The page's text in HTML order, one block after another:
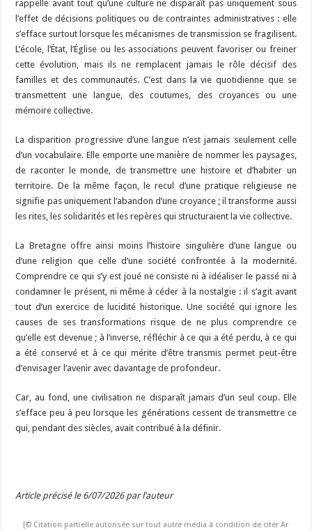
rappelle avant tout qu’une culture ne disparaît pas uniquement sous
l’effet de décisions politiques ou de contraintes administratives : elle
s’efface surtout lorsque les mécanismes de transmission se fragilisent.
L’école, l’État, l’Église ou les associations peuvent favoriser ou freiner
cette évolution, mais ils ne remplacent jamais le rôle décisif des
familles et des communautés. C’est dans la vie quotidienne que se
transmettent une langue, des coutumes, des croyances ou une
mémoire collective.
La disparition progressive d’une langue n’est jamais seulement celle
d’un vocabulaire. Elle emporte une manière de nommer les paysages,
de raconter le monde, de transmettre une histoire et d’habiter un
territoire. De la même façon, le recul d’une pratique religieuse ne
signifie pas uniquement l’abandon d’une croyance ; il transforme aussi
les rites, les solidarités et les repères qui structuraient la vie collective.
La Bretagne offre ainsi moins l’histoire singulière d’une langue ou
d’une religion que celle d’une société confrontée à la modernité.
Comprendre ce qui s’y est joué ne consiste ni à idéaliser le passé ni à
condamner le présent, ni même à céder à la nostalgie : il s’agit avant
tout d’un exercice de lucidité historique. Une société qui ignore les
causes de ses transformations risque de ne plus comprendre ce
qu’elle est devenue ; à l’inverse, réfléchir à ce qui a été perdu, à ce qui
a été conservé et à ce qui mérite d’être transmis permet peut-être
d’envisager l’avenir avec davantage de profondeur.
Car, au fond, une civilisation ne disparaît jamais d’un seul coup. Elle
s’efface peu à peu lorsque les générations cessent de transmettre ce
qui, pendant des siècles, avait contribué à la définir.
Article précisé le 6/07/2026 par l’auteur
[© Citation partielle autorisée sur tout autre média à condition de citer Ar